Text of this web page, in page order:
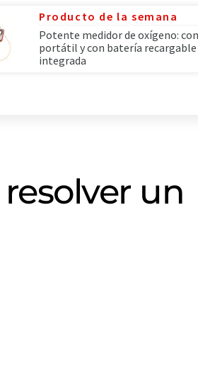
Producto de la semana
Potente medidor de oxígeno:
portátil y con batería recargable
integrada
un